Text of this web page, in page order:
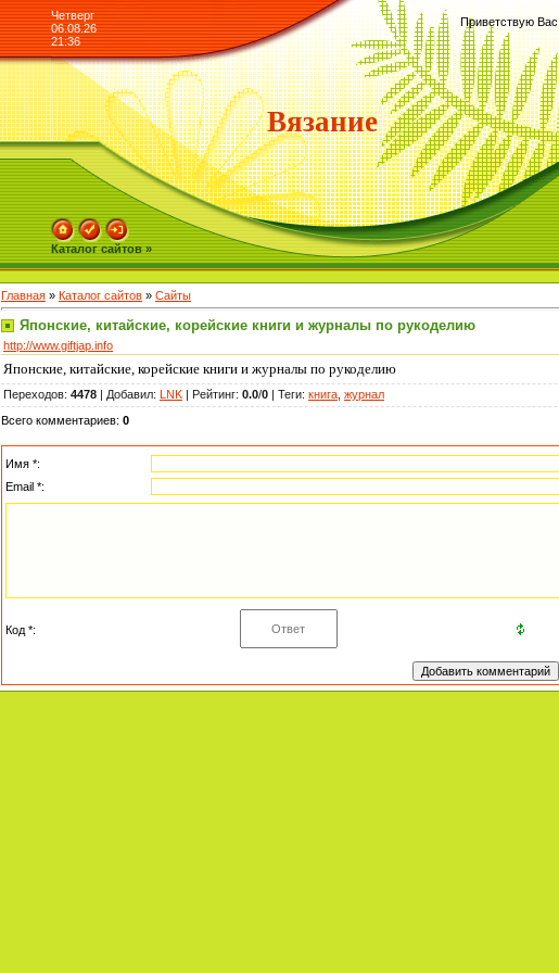
Четверг
06.08.26
21:36
Приветствую Вас
Вязание
Каталог сайтов »
Главная » Каталог сайтов » Сайты
Японские, китайские, корейские книги и журналы по рукоделию
http://www.giftjap.info
Японские, китайские, корейские книги и журналы по рукоделию
Переходов: 4478 | Добавил: LNK | Рейтинг: 0.0/0 | Теги: книга журнал
Всего комментариев: 0
Имя *:
Email *:
Код *: